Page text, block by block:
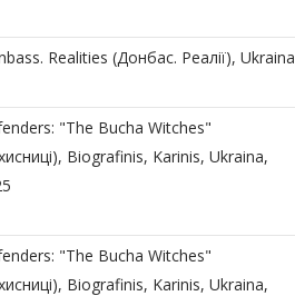
Realities (Донбас. Реалії), Ukraina
"The Bucha Witches"
Biografinis, Karinis, Ukraina,
"The Bucha Witches"
Biografinis, Karinis, Ukraina,